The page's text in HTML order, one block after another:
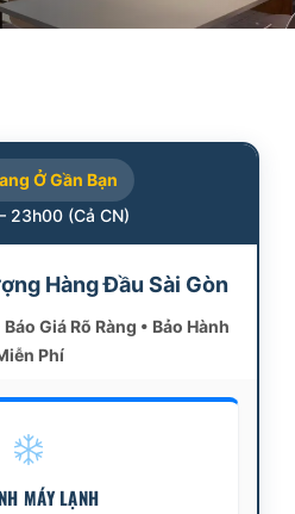
Ở Gần Bạn
23h00 (Cả CN)
Hàng Đầu Sài Gòn
Giá Rõ Ràng • Bảo Hành
Phí
MÁY LẠNH